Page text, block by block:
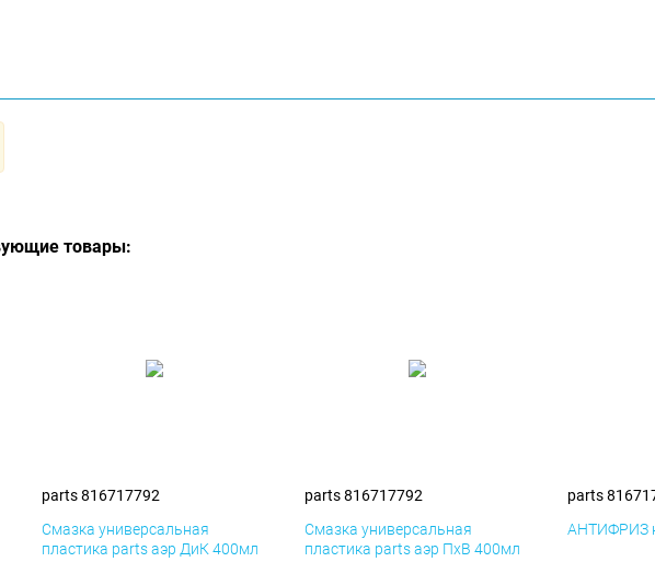
товары:
parts 816717792
Смазка универсальная
пластика parts аэр ДиК 400мл
parts 816717792
Смазка универсальная
пластика parts аэр ПхВ 400мл
parts
АНТИФРИЗ